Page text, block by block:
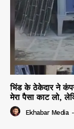
भिंड के ठेकेदार ने
मेरा पैसा काट लो,
Ekhabar Media -